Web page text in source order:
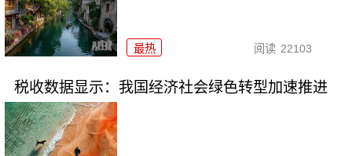
最热 阅读 22103
税收数据显示：我国经济社会绿色转型加速推进